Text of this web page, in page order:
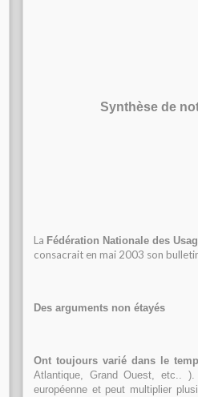
Synthèse de
La Fédération Nationale des
consacrait en mai 2003 son
Des arguments non étayés
Ont toujours varié dans le
Atlantique, Grand Ouest, etc..
européenne et peut multiplier